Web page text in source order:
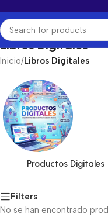
Libros Digitales
Inicio/Libros Digitales
Productos Digitales
Filters
No se han encontrado